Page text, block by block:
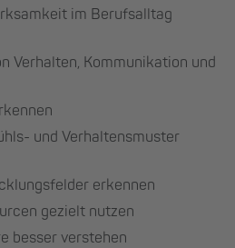
im Berufsalltag
Verhalten, Kommunikation und
und Verhaltensmuster
erkennen
gezielt nutzen
besser verstehen